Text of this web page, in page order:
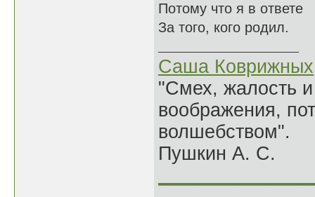
Потому что я в ответе
За того, кого родил.
Саша Коврижных
"Смех, жалость
воображения,
волшебством".
Пушкин А. С.